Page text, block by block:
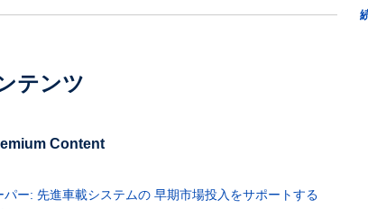
テンツ
Content
パー: 先進車載システムの 早期市場投入をサポートする